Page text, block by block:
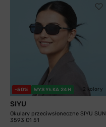
-50% WYSYŁKA 24H 2 kolory
SIYU
Okulary przeciwsłoneczne SIYU SUN
3593 C1 51